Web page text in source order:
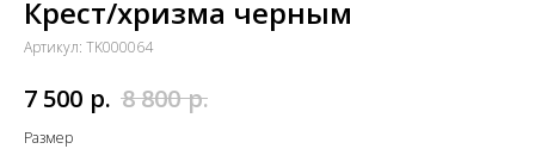
Крест/хризма черным
Артикул: TK000064
7 500 р. 8 800 р.
Размер